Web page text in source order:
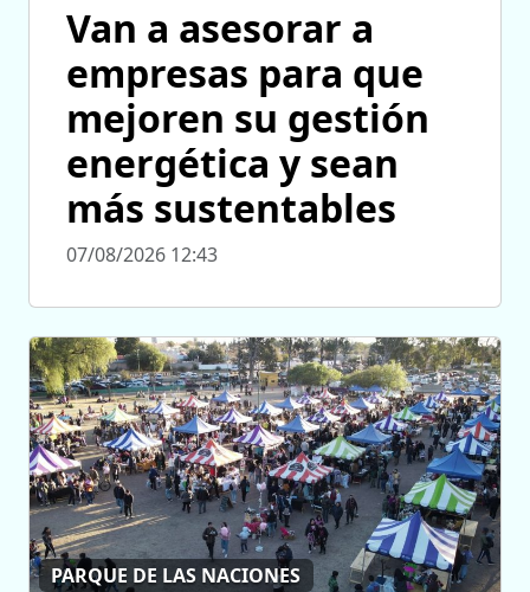
Van a asesorar a
empresas para que
mejoren su gestión
energética y sean
más sustentables
07/08/2026 12:43
PARQUE DE LAS NACIONES